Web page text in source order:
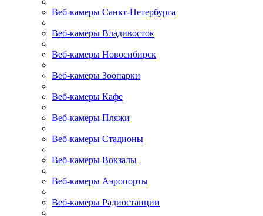
Веб-камеры Санкт-Петербурга
Веб-камеры Владивосток
Веб-камеры Новосибирск
Веб-камеры Зоопарки
Веб-камеры Кафе
Веб-камеры Пляжи
Веб-камеры Стадионы
Веб-камеры Вокзалы
Веб-камеры Аэропорты
Веб-камеры Радиостанции